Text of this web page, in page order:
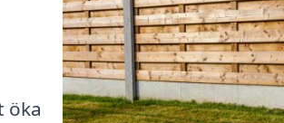
öka